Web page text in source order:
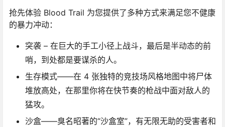
抢先体验 Blood Trail 为您提供了多种方式来满足您不健康
的暴力冲动：
突袭 – 在巨大的手工小径上战斗，最后是半动态的前
哨，到处都是要谋杀的人。
生存模式——在 4 张独特的竞技场风格地图中将尸体
堆放高处，在那里你将在快节奏的枪战中面对敌人的
猛攻。
沙盒——臭名昭著的“沙盒室”，有无限无助的受害者和